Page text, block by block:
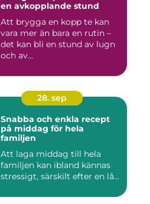
en avkopplande stund
Att brygga en kopp te kan
vara mer än bara en rutin –
det kan bli en stund av lugn
och av...
28. sep
Snabba och enkla recept
på middag för hela
familjen
Att laga middag till hela
familjen kan ibland kännas
stressigt, särskilt efter en lå...